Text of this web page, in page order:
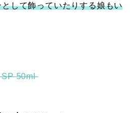
して飾っていたりする娘もい
SP 50ml